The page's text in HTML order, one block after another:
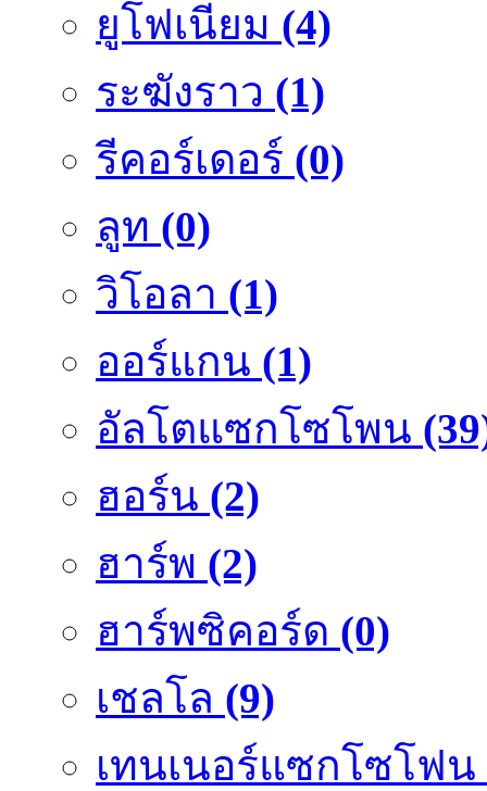
ยูโฟเนียม (4)
ระฆังราว (1)
รีคอร์เดอร์ (0)
ลูท (0)
วิโอลา (1)
ออร์แกน (1)
อัลโตแซกโซโพน
ฮอร์น (2)
ฮาร์พ (2)
ฮาร์พซิคอร์ด (0)
เชลโล (9)
เทนเนอร์แซกโซโฟน